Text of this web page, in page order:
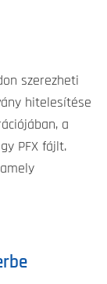
szerezheti
hitelesítése
a
PFX fájlt.